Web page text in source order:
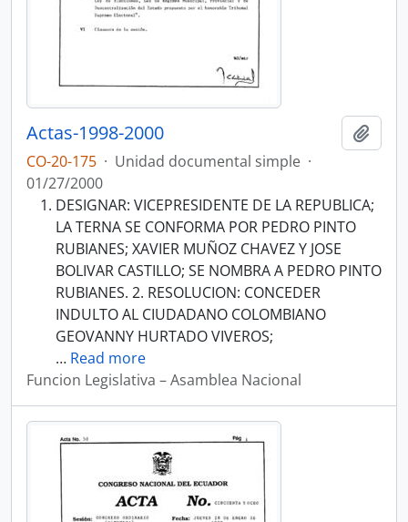
Actas-1998-2000
CO-20-175 · Unidad documental simple ·
01/27/2000
DESIGNAR: VICEPRESIDENTE DE LA REPUBLICA;
LA TERNA SE CONFORMA POR PEDRO PINTO
RUBIANES; XAVIER MUÑOZ CHAVEZ Y JOSE
BOLIVAR CASTILLO; SE NOMBRA A PEDRO PINTO
RUBIANES. 2. RESOLUCION: CONCEDER
INDULTO AL CIUDADANO COLOMBIANO
GEOVANNY HURTADO VIVEROS;
… Read more
Funcion Legislativa – Asamblea Nacional